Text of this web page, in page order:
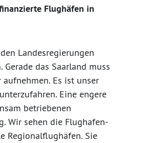
Flughäfen in
Landesregierungen
das Saarland muss
Es ist unser
Eine engere
betriebenen
Wir sehen die Flughafen-
Regionalflughäfen. Sie